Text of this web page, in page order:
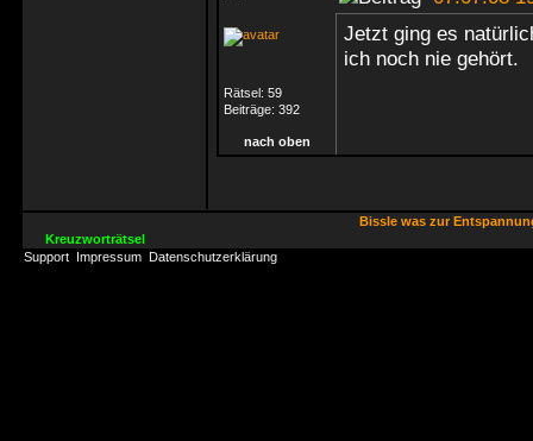
Rätsel: 59
Beiträge: 392
Jetzt ging es
ich noch nie gehört.
nach oben
Bissle was zur
Kreuzworträtsel
Support Impressum Datenschutzerklärung